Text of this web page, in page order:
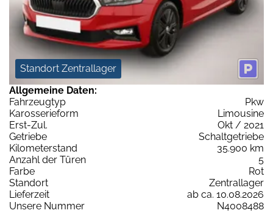
Standort Zentrallager
Allgemeine Daten:
Fahrzeugtyp
Pkw
Karosserieform
Limousine
Erst-Zul.
Okt / 2021
Getriebe
Schaltgetriebe
Kilometerstand
35.900 km
Anzahl der Türen
5
Farbe
Rot
Standort
Zentrallager
Lieferzeit
ab ca. 10.08.2026
Unsere Nummer
N4008488